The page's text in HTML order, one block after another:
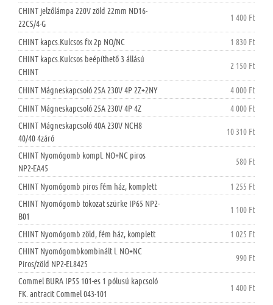
CHINT jelzőlámpa 220V zöld 22mm ND16-
22CS/4-G
1 400 Ft
CHINT kapcs.Kulcsos fix 2p NO/NC
1 830 Ft
CHINT kapcs.Kulcsos beépíthető 3 állású
CHINT
2 150 Ft
CHINT Mágneskapcsoló 25A 230V 4P 2Z+2NY
4 000 Ft
CHINT Mágneskapcsoló 25A 230V 4P 4Z
4 000 Ft
CHINT Mágneskapcsoló 40A 230V NCH8
40/40 4záró
10 310 Ft
CHINT Nyomógomb kompl. NO+NC piros
NP2-EA45
580 Ft
CHINT Nyomógomb piros fém ház, komplett
1 255 Ft
CHINT Nyomógomb tokozat szürke IP65 NP2-
B01
1 100 Ft
CHINT Nyomógomb zöld, fém ház, komplett
1 025 Ft
CHINT Nyomógombkombinált l. NO+NC
Piros/zöld NP2-EL8425
990 Ft
Commel BURA IP55 101-es 1 pólusú kapcsoló
FK. antracit Commel 043-101
1 400 Ft